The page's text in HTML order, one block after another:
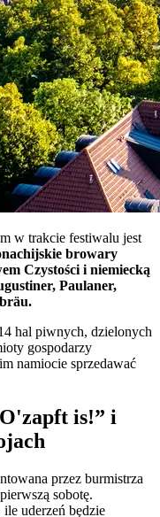
w trakcie festiwalu jest
browary
Czystości i niemiecką
Paulaner,
hal piwnych, dzielonych
gospodarzy
namiocie sprzedawać
is!” i
przez burmistrza
sobotę.
uderzeń będzie